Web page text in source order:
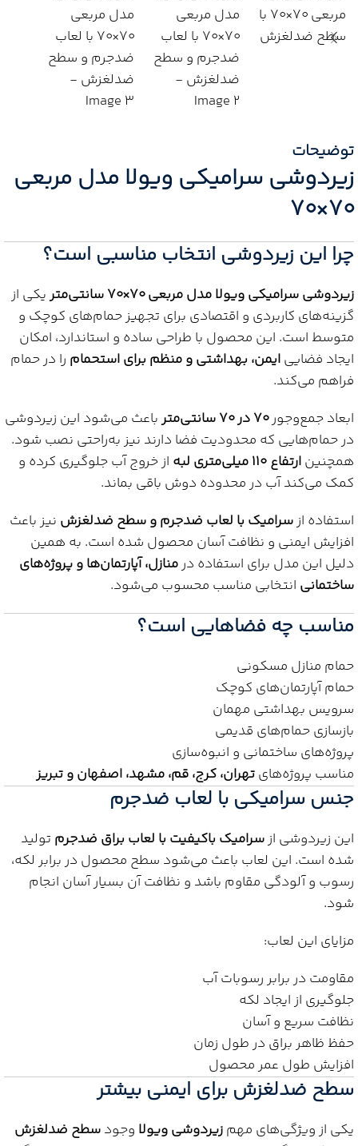
توضیحات
زیردوشی سرامیکی ویولا مدل مربعی
۷۰×۷۰
چرا این زیردوشی انتخاب مناسبی است؟
زیردوشی سرامیکی ویولا مدل مربعی ۷۰×۷۰ سانتی‌متر
یکی از
گزینه‌های کاربردی و اقتصادی برای تجهیز حمام‌های کوچک و
متوسط است. این محصول با طراحی ساده و استاندارد، امکان
ایجاد فضاییایمن، بهداشتی و منظم برای استحمام را در حمام
فراهم می‌کند.
ابعاد جمع‌وجور۷۰ در ۷۰ سانتی‌متر
باعث می‌شود این زیردوشی
در حمام‌هایی که محدودیت فضا دارند نیز به‌راحتی نصب شود.
همچنینارتفاع ۱۱۰ میلی‌متری لبه
از خروج آب جلوگیری کرده و
کمک می‌کند آب در محدوده دوش باقی بماند.
استفاده ازسرامیک با لعاب ضدجرم و سطح ضدلغزش نیز باعث
افزایش ایمنی و نظافت آسان محصول شده است. به همین
دلیل این مدل برای استفاده درمنازل، آپارتمان‌ها و پروژه‌های
ساختمانی انتخابی مناسب محسوب می‌شود.
مناسب چه فضاهایی است؟
حمام منازل مسکونی
حمام آپارتمان‌های کوچک
سرویس بهداشتی مهمان
بازسازی حمام‌های قدیمی
پروژه‌های ساختمانی و انبوه‌سازی
مناسب پروژه‌هایتهران، کرج، قم، مشهد، اصفهان و تبریز
جنس سرامیکی با لعاب ضدجرم
این زیردوشی ازسرامیک باکیفیت با لعاب براق ضدجرم تولید
شده است. این لعاب باعث می‌شود سطح محصول در برابر لکه،
رسوب و آلودگی مقاوم باشد و نظافت آن بسیار آسان انجام
شود.
مزایای این لعاب:
مقاومت در برابر رسوبات آب
جلوگیری از ایجاد لکه
نظافت سریع و آسان
حفظ ظاهر براق در طول زمان
افزایش طول عمر محصول
سطح ضدلغزش برای ایمنی بیشتر
یکی از ویژگی‌های مهمزیردوشی ویولا وجودسطح ضدلغزش